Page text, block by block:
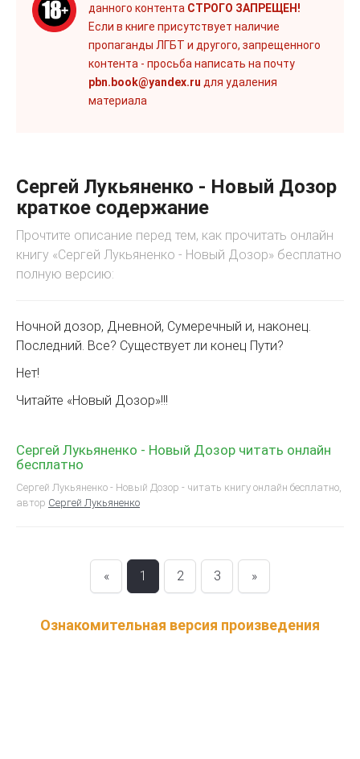
данного контента СТРОГО ЗАПРЕЩЕН!
Если в книге присутствует наличие
пропаганды ЛГБТ и другого, запрещенного
контента - просьба написать на почту
pbn.book@yandex.ru для удаления
материала
Сергей Лукьяненко - Новый Дозор
краткое содержание
Прочтите описание перед тем, как прочитать онлайн
книгу «Сергей Лукьяненко - Новый Дозор» бесплатно
полную версию:
Ночной дозор, Дневной, Сумеречный и, наконец.
Последний. Все? Существует ли конец Пути?
Нет!
Читайте «Новый Дозор»!!!
Сергей Лукьяненко - Новый Дозор читать онлайн
бесплатно
Сергей Лукьяненко - Новый Дозор - читать книгу онлайн бесплатно,
автор Сергей Лукьяненко
« 1 2 3 »
Ознакомительная версия произведения